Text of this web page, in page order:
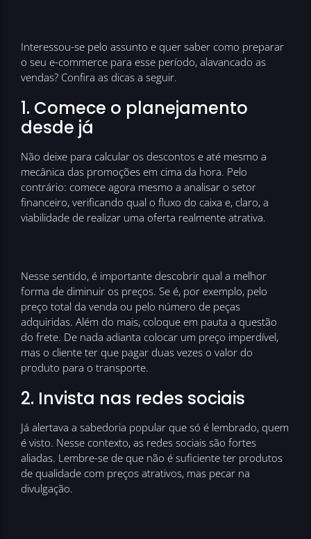
Interessou-se pelo assunto e quer saber como preparar
o seu e-commerce para esse período, alavancado as
vendas? Confira as dicas a seguir.
1. Comece o planejamento
desde já
Não deixe para calcular os descontos e até mesmo a
mecânica das promoções em cima da hora. Pelo
contrário: comece agora mesmo a analisar o setor
financeiro, verificando qual o fluxo do caixa e, claro, a
viabilidade de realizar uma oferta realmente atrativa.
Nesse sentido, é importante descobrir qual a melhor
forma de diminuir os preços. Se é, por exemplo, pelo
preço total da venda ou pelo número de peças
adquiridas. Além do mais, coloque em pauta a questão
do frete. De nada adianta colocar um preço imperdível,
mas o cliente ter que pagar duas vezes o valor do
produto para o transporte.
2. Invista nas redes sociais
Já alertava a sabedoria popular que só é lembrado, quem
é visto. Nesse contexto, as redes sociais são fortes
aliadas. Lembre-se de que não é suficiente ter produtos
de qualidade com preços atrativos, mas pecar na
divulgação.